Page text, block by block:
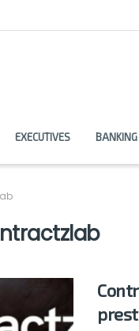
EXECUTIVES BANKING